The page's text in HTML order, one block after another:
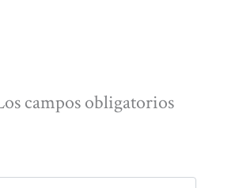
campos obligatorios